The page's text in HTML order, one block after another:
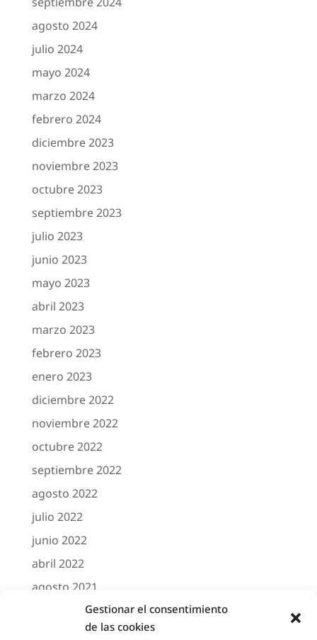
Gestionar el consentimiento
de las cookies
agosto 2024
julio 2024
mayo 2024
marzo 2024
febrero 2024
diciembre 2023
noviembre 2023
octubre 2023
septiembre 2023
julio 2023
junio 2023
mayo 2023
abril 2023
marzo 2023
febrero 2023
enero 2023
diciembre 2022
noviembre 2022
octubre 2022
septiembre 2022
agosto 2022
julio 2022
junio 2022
abril 2022
agosto 2021
marzo 2021
febrero 2021